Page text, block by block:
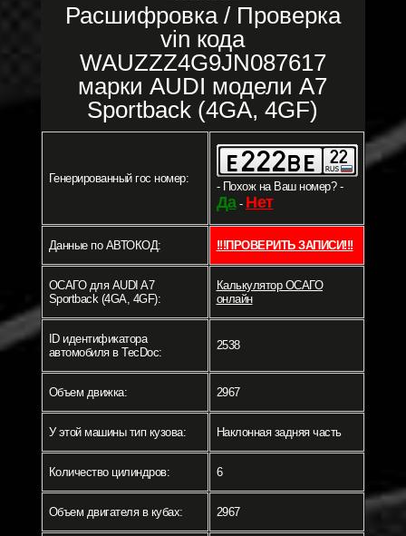
Расшифровка / Проверка
vin кода
WAUZZZ4G9JN087617
марки AUDI модели A7
Sportback (4GA, 4GF)
Генерированный гос номер:
- Похож на Ваш номер? -
Да- Нет
Данные по АВТОКОД: !!!ПРОВЕРИТЬ ЗАПИСИ!!!
ОСАГО для AUDI A7
Sportback (4GA, 4GF):
Калькулятор ОСАГО
онлайн
ID идентификатора
автомобиля в TecDoc:
2538
Объем движка: 2967
У этой машины тип кузова: Наклонная задняя часть
Количество цилиндров: 6
Объем двигателя в кубах: 2967